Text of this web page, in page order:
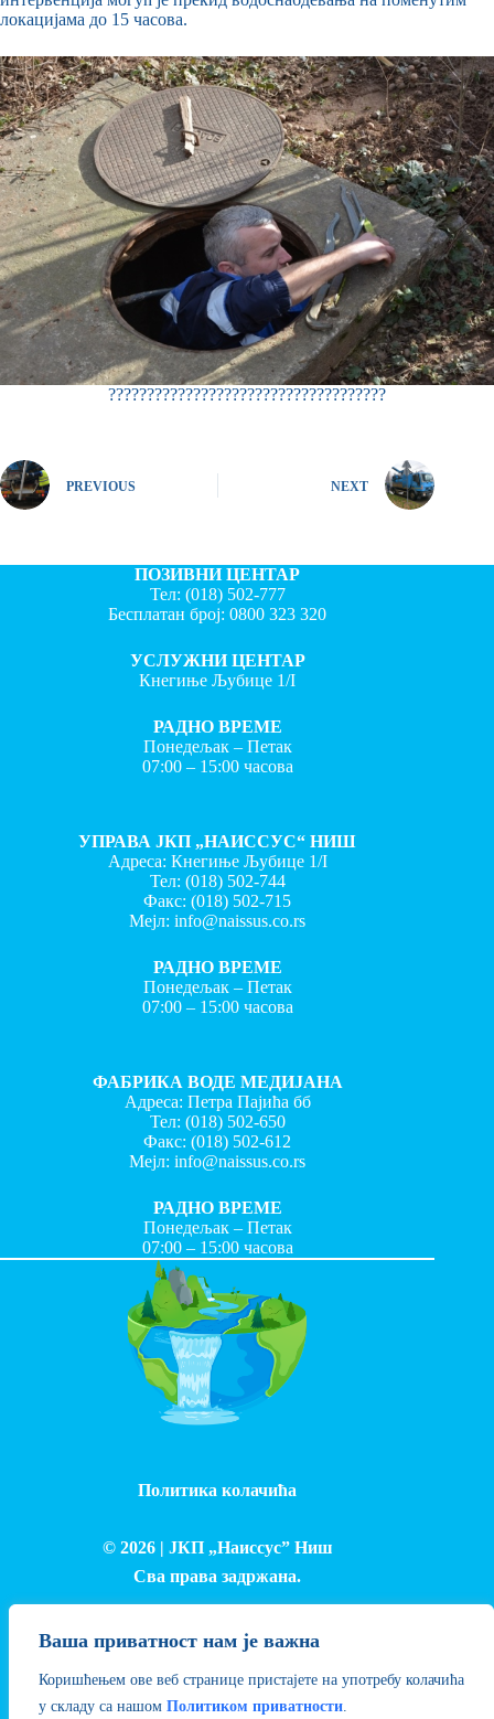
Ваша приватност нам је важна
Коришћењем ове веб странице пристајете на употребу колачића
у складу са нашом Политиком приватности.
локацијама до 15 часова.
????????????????????????????????????
PREVIOUS NEXT
ПОЗИВНИ ЦЕНТАР
Тел: (018) 502-777
Бесплатан број:0800 323 320
УСЛУЖНИ ЦЕНТАР
Кнегиње Љубице 1/I
РАДНО ВРЕМЕ
Понедељак – Петак
07:00 – 15:00 часова
УПРАВА ЈКП „НАИССУС“ НИШ
Адреса: Кнегиње Љубице 1/I
Тел: (018) 502-744
Факс:(018) 502-715
Мејл:info@naissus.co.rs
РАДНО ВРЕМЕ
Понедељак – Петак
07:00 – 15:00 часова
ФАБРИКА ВОДЕ МЕДИЈАНА
Адреса: Петра Пајића бб
Тел: (018) 502-650
Факс:(018) 502-612
Мејл:info@naissus.co.rs
РАДНО ВРЕМЕ
Понедељак – Петак
07:00 – 15:00 часова
Политика колачића
© 2026 | ЈКП „Наиссус” Ниш
Сва права задржана.
Израда и одржавање сајта - Лука Петровић